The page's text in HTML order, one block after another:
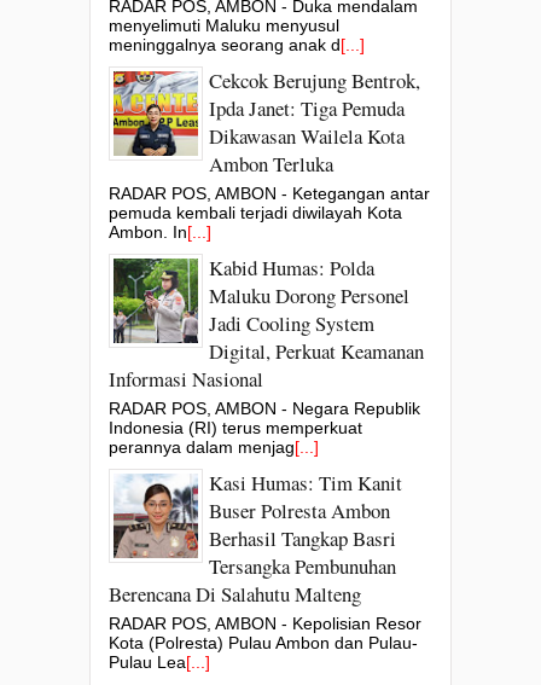
RADAR POS, AMBON - Duka mendalam
menyelimuti Maluku menyusul
meninggalnya seorang anak d[...]
Cekcok Berujung Bentrok,
Ipda Janet: Tiga Pemuda
Dikawasan Wailela Kota
Ambon Terluka
RADAR POS, AMBON - Ketegangan antar
pemuda kembali terjadi diwilayah Kota
Ambon. In[...]
Kabid Humas: Polda
Maluku Dorong Personel
Jadi Cooling System
Digital, Perkuat Keamanan
Informasi Nasional
RADAR POS, AMBON - Negara Republik
Indonesia (RI) terus memperkuat
perannya dalam menjag[...]
Kasi Humas: Tim Kanit
Buser Polresta Ambon
Berhasil Tangkap Basri
Tersangka Pembunuhan
Berencana Di Salahutu Malteng
RADAR POS, AMBON - Kepolisian Resor
Kota (Polresta) Pulau Ambon dan Pulau-
Pulau Lea[...]